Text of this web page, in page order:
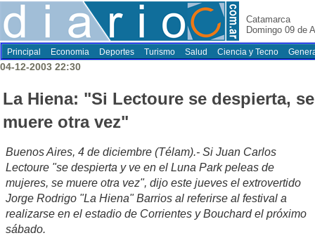
Catamarca
Domingo 09 de
Principal Economia Deportes Turismo Salud Ciencia y Tecno
04-12-2003 22:30
La Hiena: "Si Lectoure se despierta, se
muere otra vez"
Buenos Aires, 4 de diciembre (Télam).- Si Juan Carlos
Lectoure "se despierta y ve en el Luna Park peleas de
mujeres, se muere otra vez", dijo este jueves el extrovertido
Jorge Rodrigo "La Hiena" Barrios al referirse al festival a
realizarse en el estadio de Corrientes y Bouchard el próximo
sábado.